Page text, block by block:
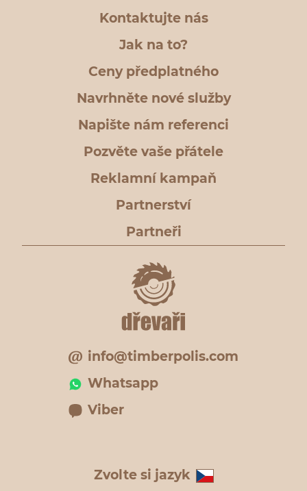
Kontaktujte nás
Jak na to?
Ceny předplatného
Navrhněte nové služby
Napište nám referenci
Pozvěte vaše přátele
Reklamní kampaň
Partnerství
Partneři
info@timberpolis.com
Whatsapp
Viber
Zvolte si jazyk